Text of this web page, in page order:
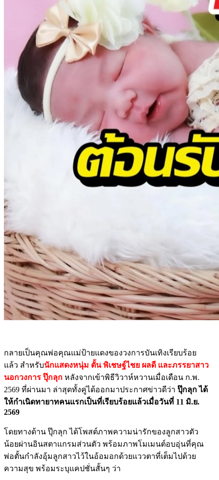
กลายเป็นคุณพ่อคุณแม่ป้ายแดงของวงการบันเทิงเรียบร้อย
แล้ว สำหรับนักแสดงหนุ่ม ตั้น พิเชษฐ์ไชย ผลดี และภรรยาสาว
นอกวงการ ปุ๊กลุก หลังจากเข้าพิธีวิวาห์หวานเมื่อเดือน ก.พ.
2569 ที่ผ่านมา ล่าสุดทั้งคู่ได้ออกมาประกาศข่าวดีว่า ปุ๊กลุก ได้
ให้กำเนิดทายาทคนแรกเป็นที่เรียบร้อยแล้วเมื่อวันที่ 11 มิ.ย.
2569
โดยทางด้าน ปุ๊กลุก ได้โพสต์ภาพความน่ารักของลูกสาวตัว
น้อยผ่านอินสตาแกรมส่วนตัว พร้อมภาพโมเมนต์อบอุ่นที่คุณ
พ่อตั้นกำลังอุ้มลูกสาวไว้ในอ้อมอกด้วยแววตาที่เต็มไปด้วย
ความสุข พร้อมระบุแคปชั่นสั้นๆ ว่า